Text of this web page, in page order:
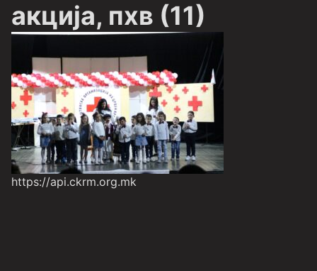
акција, пхв (11)
https://api.ckrm.org.mk